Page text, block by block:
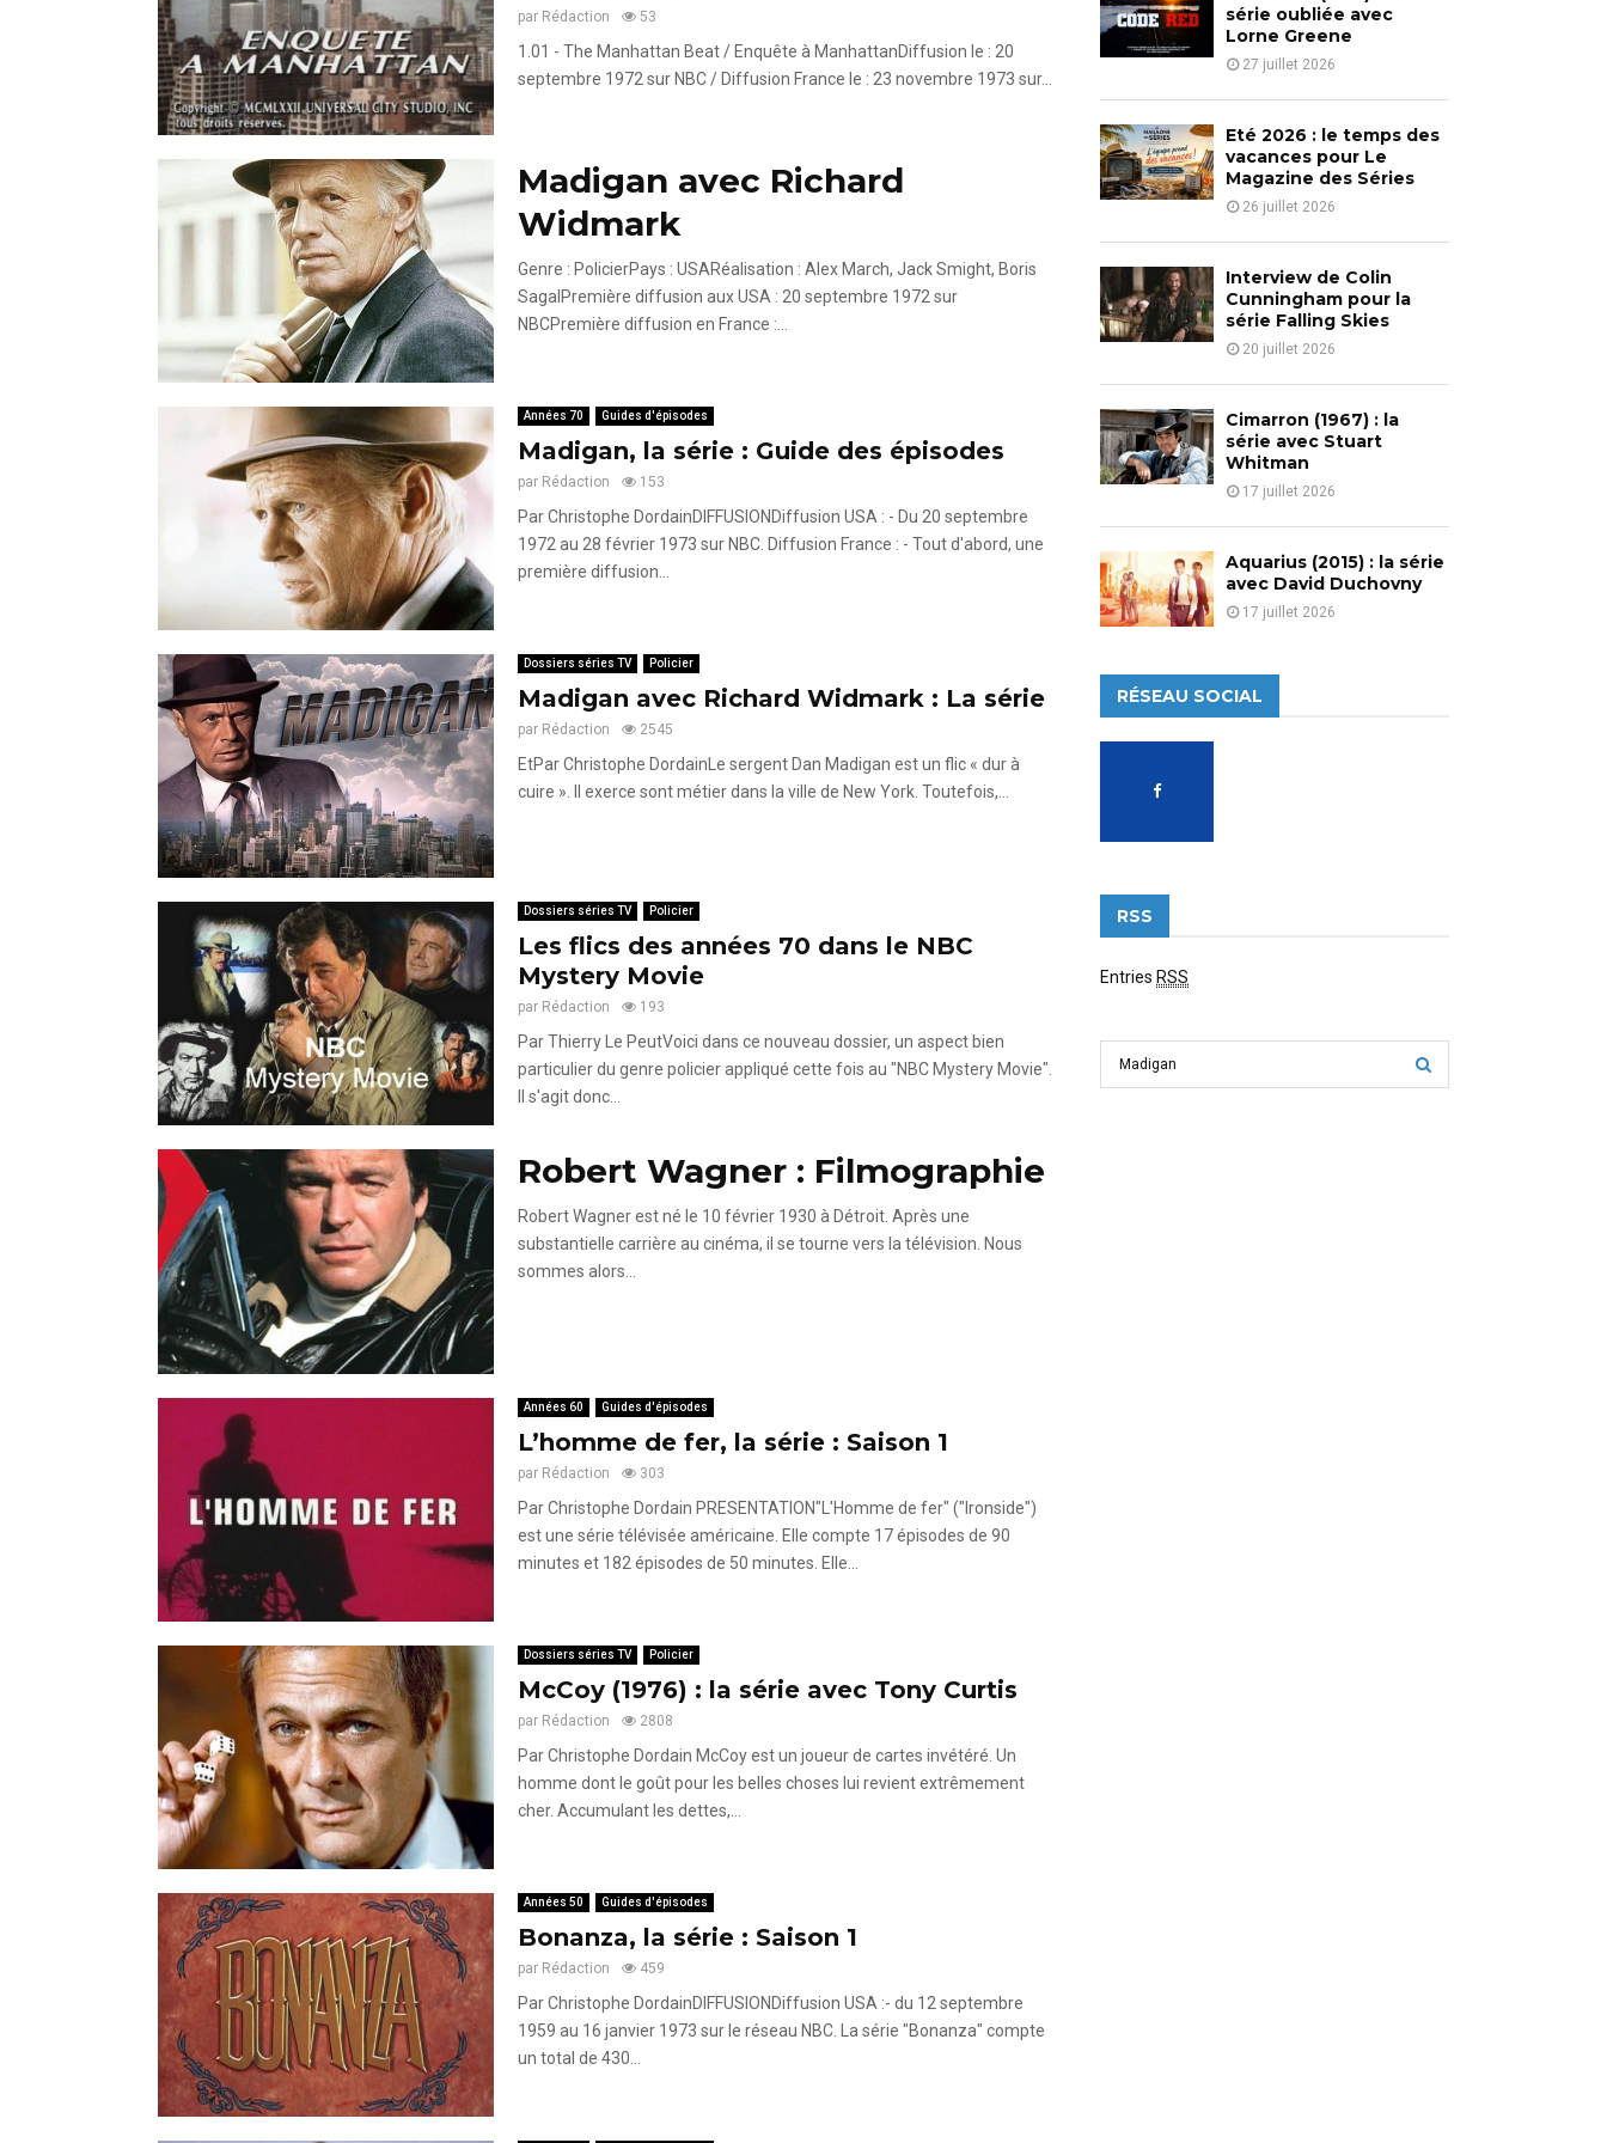
par Rédaction 53
1.01 - The Manhattan Beat / Enquête à ManhattanDiffusion le : 20
septembre 1972 sur NBC / Diffusion France le : 23 novembre 1973 sur...
Madigan avec Richard
Widmark
Genre : PolicierPays : USARéalisation : Alex March, Jack Smight, Boris
SagalPremière diffusion aux USA : 20 septembre 1972 sur
NBCPremière diffusion en France :...
Années 70 Guides d'épisodes
Madigan, la série : Guide des épisodes
par Rédaction 153
Par Christophe DordainDIFFUSIONDiffusion USA : - Du 20 septembre
1972 au 28 février 1973 sur NBC. Diffusion France : - Tout d'abord, une
première diffusion...
Dossiers séries TV Policier
Madigan avec Richard Widmark : La série
par Rédaction 2545
EtPar Christophe DordainLe sergent Dan Madigan est un flic « dur à
cuire ». Il exerce sont métier dans la ville de New York. Toutefois,...
Dossiers séries TV Policier
Les flics des années 70 dans le NBC
Mystery Movie
par Rédaction 193
Par Thierry Le PeutVoici dans ce nouveau dossier, un aspect bien
particulier du genre policier appliqué cette fois au "NBC Mystery Movie".
Il s'agit donc...
Robert Wagner : Filmographie
Robert Wagner est né le 10 février 1930 à Détroit. Après une
substantielle carrière au cinéma, il se tourne vers la télévision. Nous
sommes alors...
Années 60 Guides d'épisodes
L’homme de fer, la série : Saison 1
par Rédaction 303
Par Christophe Dordain PRESENTATION"L'Homme de fer" ("Ironside")
est une série télévisée américaine. Elle compte 17 épisodes de 90
minutes et 182 épisodes de 50 minutes. Elle...
Dossiers séries TV Policier
McCoy (1976) : la série avec Tony Curtis
par Rédaction 2808
Par Christophe Dordain McCoy est un joueur de cartes invétéré. Un
homme dont le goût pour les belles choses lui revient extrêmement
cher. Accumulant les dettes,...
Années 50 Guides d'épisodes
Bonanza, la série : Saison 1
par Rédaction 459
Par Christophe DordainDIFFUSIONDiffusion USA :- du 12 septembre
1959 au 16 janvier 1973 sur le réseau NBC. La série "Bonanza" compte
un total de 430...
o
r
:
H
série oubliée avec
Lorne Greene
27 juillet 2026
Eté 2026 : le temps des
vacances pour Le
Magazine des Séries
26 juillet 2026
Interview de Colin
Cunningham pour la
série Falling Skies
20 juillet 2026
Cimarron (1967) : la
série avec Stuart
Whitman
17 juillet 2026
Aquarius (2015) : la série
avec David Duchovny
17 juillet 2026
RÉSEAU SOCIAL
RSS
Entries RSS